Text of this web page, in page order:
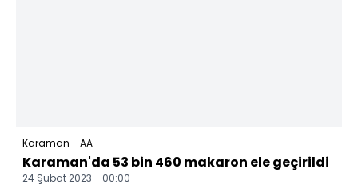
Karaman - AA
Karaman'da 53 bin 460 makaron ele geçirildi
24 Şubat 2023 - 00:00